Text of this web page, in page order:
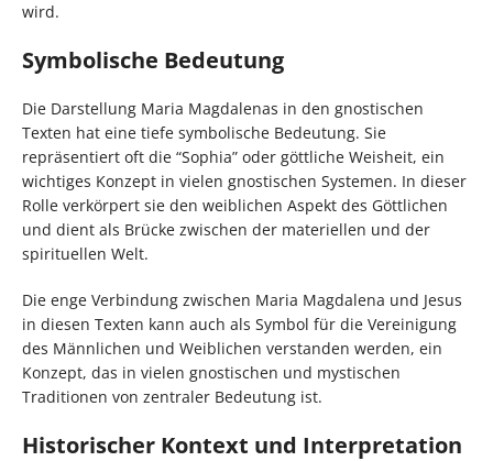
wird.
Symbolische Bedeutung
Die Darstellung Maria Magdalenas in den gnostischen
Texten hat eine tiefe symbolische Bedeutung. Sie
repräsentiert oft die “Sophia” oder göttliche Weisheit, ein
wichtiges Konzept in vielen gnostischen Systemen. In dieser
Rolle verkörpert sie den weiblichen Aspekt des Göttlichen
und dient als Brücke zwischen der materiellen und der
spirituellen Welt.
Die enge Verbindung zwischen Maria Magdalena und Jesus
in diesen Texten kann auch als Symbol für die Vereinigung
des Männlichen und Weiblichen verstanden werden, ein
Konzept, das in vielen gnostischen und mystischen
Traditionen von zentraler Bedeutung ist.
Historischer Kontext und Interpretation